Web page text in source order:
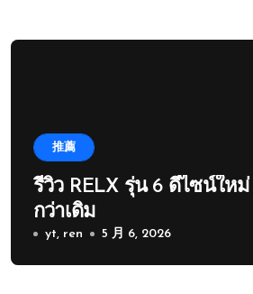
推薦
รีวิว RELX รุ่น 6 ดีไซน์ให
กว่าเดิม
yt, ren 5 月 6, 2026